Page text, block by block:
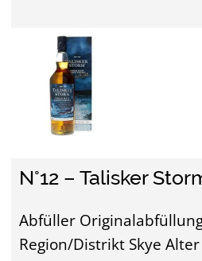
N°12 – Talisker
Abfüller
Region/Distrikt Skye